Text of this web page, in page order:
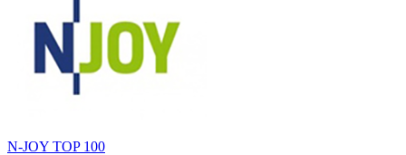
N-JOY TOP 100